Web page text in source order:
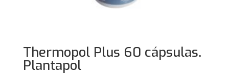
Thermopol Plus 60 cápsulas.
Plantapol